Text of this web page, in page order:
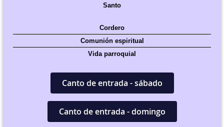
Santo
Cordero
Comunión espiritual
Vida parroquial
Canto de entrada - sábado
Canto de entrada - domingo